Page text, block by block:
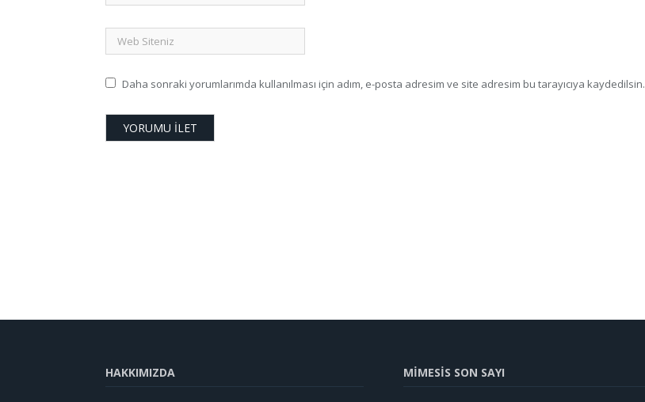
Daha sonraki yorumlarımda kullanılması için adım, e-posta adresim ve site adresim bu tarayıcıya kaydedilsin.
HAKKIMIZDA MİMESİS SON SAYI